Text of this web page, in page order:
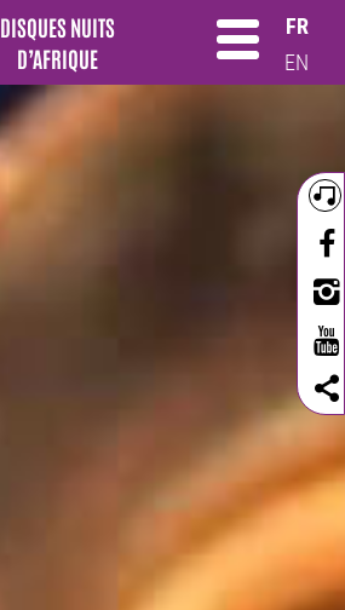
DISQUES NUITS
D’AFRIQUE
FR
EN